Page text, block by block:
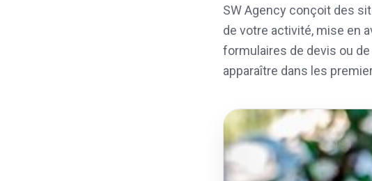
SW Agency conçoit des
de votre activité, mise en
formulaires de devis ou
apparaître dans les